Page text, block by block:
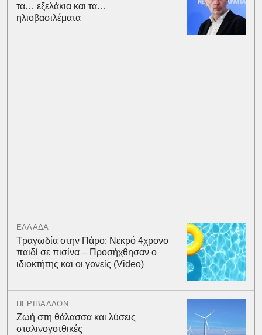
τα… εξελάκια και τα…
ηλιοβασιλέματα
ΕΛΛΑΔΑ
Τραγωδία στην Πάρο: Νεκρό 4χρονο
παιδί σε πισίνα – Προσήχθησαν ο
ιδιοκτήτης και οι γονείς (Video)
ΠΕΡΙΒΑΛΛΟΝ
Ζωή στη θάλασσα και λύσεις
σταλινογοτθικές